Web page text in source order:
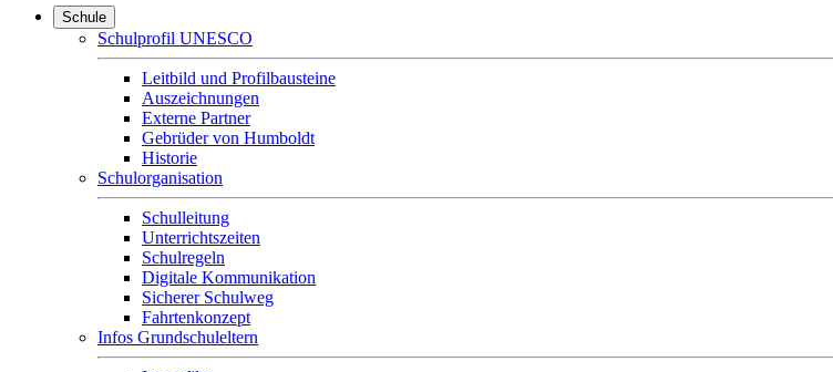
Schule
Schulprofil UNESCO
Leitbild und Profilbausteine
Auszeichnungen
Externe Partner
Gebrüder von Humboldt
Historie
Schulorganisation
Schulleitung
Unterrichtszeiten
Schulregeln
Digitale Kommunikation
Sicherer Schulweg
Fahrtenkonzept
Infos Grundschuleltern